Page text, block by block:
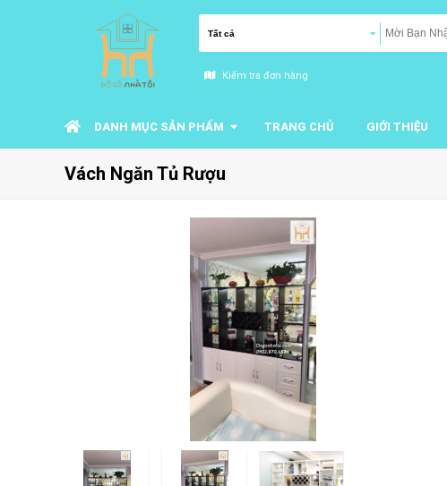
Kiểm tra đơn hàng
DANH MỤC SẢN PHẨM TRANG CHỦ GIỚI THIỆU
Vách Ngăn Tủ Rượu